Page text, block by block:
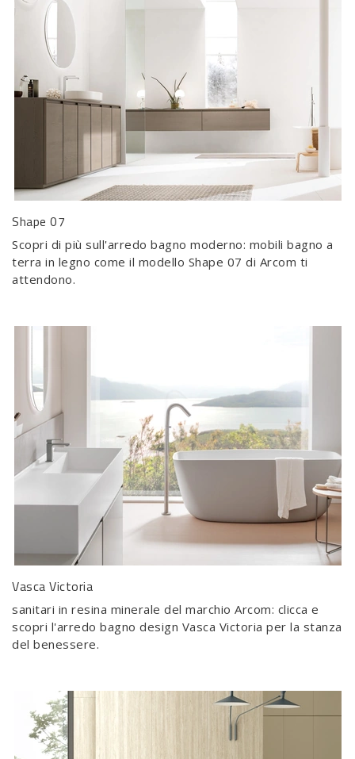
Shape 07
Scopri di più sull'arredo bagno moderno: mobili bagno a
terra in legno come il modello Shape 07 di Arcom ti
attendono.
Vasca Victoria
sanitari in resina minerale del marchio Arcom: clicca e
scopri l'arredo bagno design Vasca Victoria per la stanza
del benessere.